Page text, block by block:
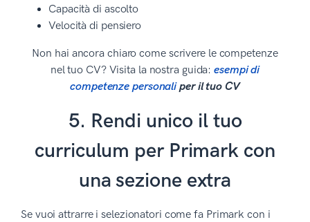
Capacità di ascolto
Velocità di pensiero
Non hai ancora chiaro come scrivere le competenze
nel tuo CV? Visita la nostra guida:esempi di
competenze personaliper il tuo CV
5. Rendi unico il tuo
curriculum per Primark con
una sezione extra
Se vuoi attrarre i selezionatori come fa Primark con i